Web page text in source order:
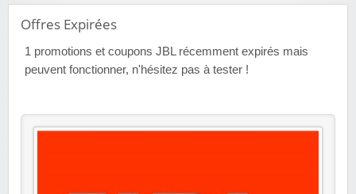
Offres Expirées
1 promotions et coupons JBL récemment expirés mais
peuvent fonctionner, n'hésitez pas à tester !